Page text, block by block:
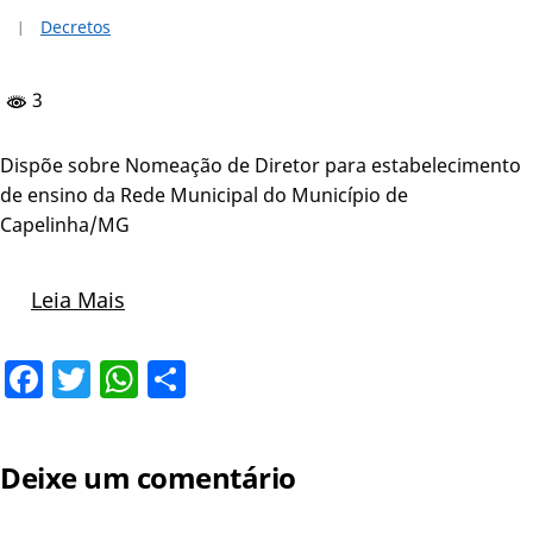
Decretos
3
Dispõe sobre Nomeação de Diretor para estabelecimento
de ensino da Rede Municipal do Município de
Capelinha/MG
Leia Mais
Facebook
TwitterWhatsApp
Deixe um comentário